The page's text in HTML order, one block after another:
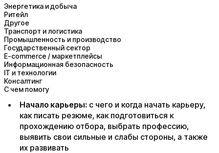
Энергетика и добыча
Ритейл
Другое
Транспорт и логистика
Промышленность и производство
Государственный сектор
E-commerce / маркетплейсы
Информационная безопасность
IT и технологии
Консалтинг
С чем помогу
Начало карьеры: с чего и когда начать карьеру,
как писать резюме, как подготовиться к
прохождению отбора, выбрать профессию,
выявить свои сильные и слабы стороны, а также
их развивать